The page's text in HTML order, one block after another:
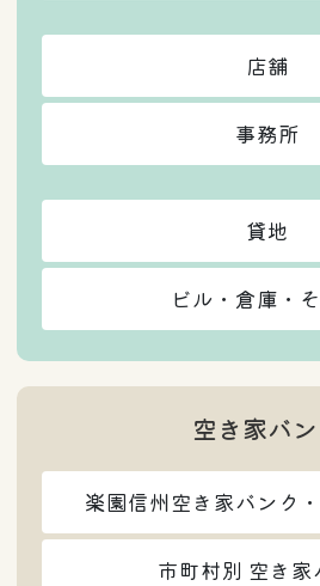
店舗
事務所
貸地
ビル・倉庫・
空き家バ
楽園信州空き家バンク
市町村別 空き家